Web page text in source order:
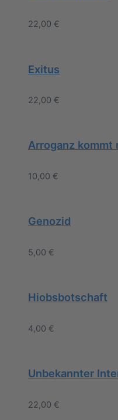
22,00 €
Exitus
22,00 €
Arroganz kommt
10,00 €
Genozid
5,00 €
Hiobsbotschaft
4,00 €
Unbekannter
22,00 €